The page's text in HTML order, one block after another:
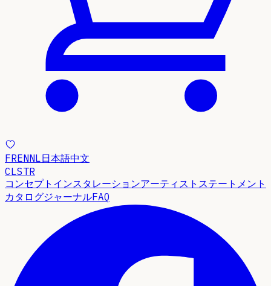
FRENNL日本語中文
CLSTR
コンセプト インスタレーションアーティストステートメント
カタログジャーナルFAQ